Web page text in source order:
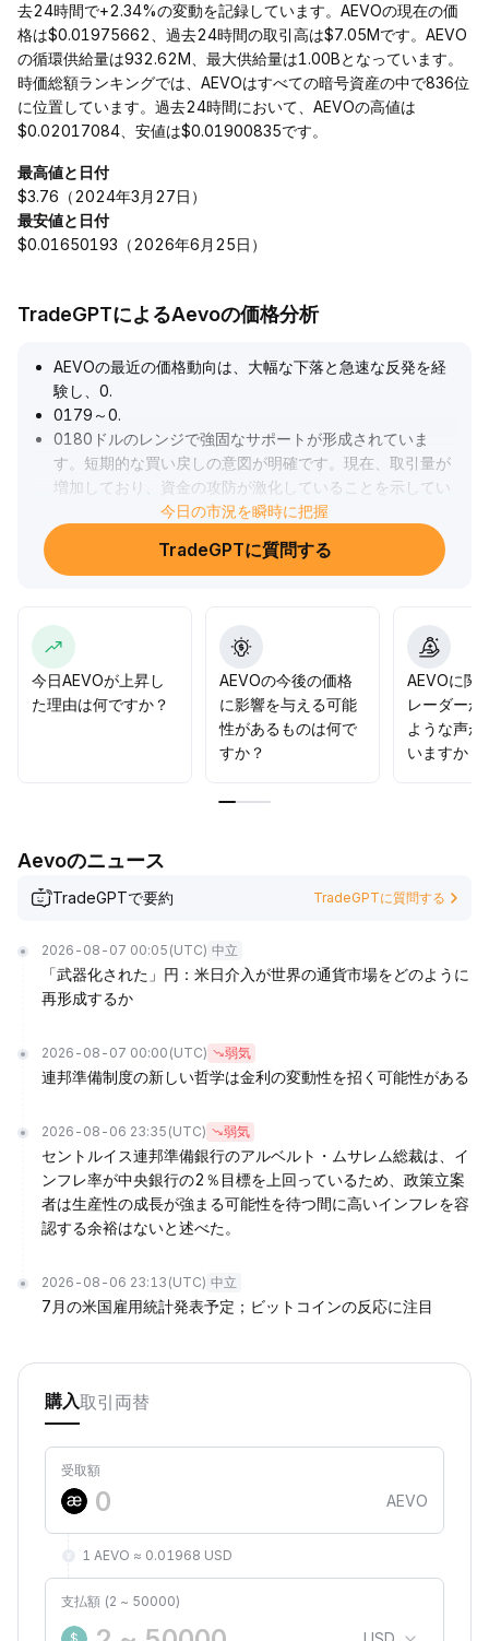
去24時間で+2.34%の変動を記録しています。AEVOの現在の価
格は$0.01975662、過去24時間の取引高は$7.05Mです。AEVO
の循環供給量は932.62M、最大供給量は1.00Bとなっています。
時価総額ランキングでは、AEVOはすべての暗号資産の中で836位
に位置しています。過去24時間において、AEVOの高値は
$0.02017084、安値は$0.01900835です。
最高値と日付
$3.76（2024年3月27日）
最安値と日付
$0.01650193（2026年6月25日）
TradeGPTによるAevoの価格分析
AEVOの最近の価格動向は、大幅な下落と急速な反発を経
験し、0.
0179～0.
0180ドルのレンジで強固なサポートが形成されていま
す。短期的な買い戻しの意図が明確です。現在、取引量が
増加しており、資金の攻防が激化していることを示してい
ます。レンジ相場（0.
0177～0
0200ドル）の中心的特徴が明らかです。中期的には、マ
上限に沿って安定的に回復し、0
0200ドルの突破を試す可能性があります。逆に、マクロ
要因による圧力が強まる場合は、再度の下落にも警戒が必
要です。レンジの値動きに対応してポジションの調整を行
い、サポートレベルでの戦略的なエントリーを優先し、市
場リスク選好の変化を注視することを推奨します。
今日の市況を瞬時に把握
TradeGPTに質問する
今日AEVOが上昇し
た理由は何ですか？
AEVOの今後の価格
に影響を与える可能
性があるものは何で
すか？
AEVOに関
レーダーか
ような声が
いますか？
Aevoのニュース
TradeGPTで要約 TradeGPTに質問する
2026-08-07 00:05 (UTC) 中立
「武器化された」円：米日介入が世界の通貨市場をどのように
再形成するか
2026-08-07 00:00 (UTC) 弱気
連邦準備制度の新しい哲学は金利の変動性を招く可能性がある
2026-08-06 23:35 (UTC) 弱気
セントルイス連邦準備銀行のアルベルト・ムサレム総裁は、イ
ンフレ率が中央銀行の2％目標を上回っているため、政策立案
者は生産性の成長が強まる可能性を待つ間に高いインフレを容
認する余裕はないと述べた。
2026-08-06 23:13 (UTC) 中立
7月の米国雇用統計発表予定；ビットコインの反応に注目
購入取引 両替
受取額
AEVO
1 AEVO ≈ 0.01968 USD
支払額 (2 ~ 50000)